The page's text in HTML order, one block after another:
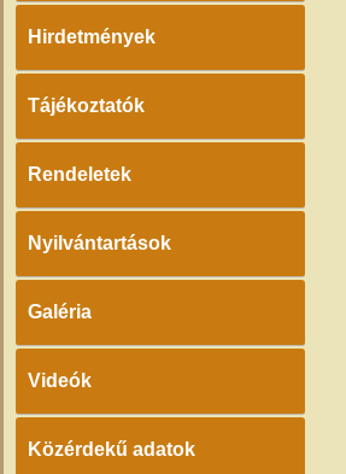
Hirdetmények
Tájékoztatók
Rendeletek
Nyilvántartások
Galéria
Videók
Közérdekű adatok